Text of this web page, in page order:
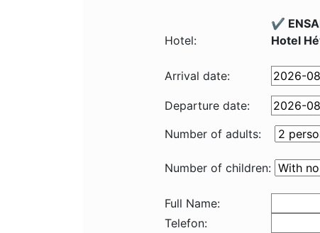
Hotel:
✔️
Hotel
Arrival date:
Departure date:
Number of adults:
Number of children:
Full Name:
Telefon: